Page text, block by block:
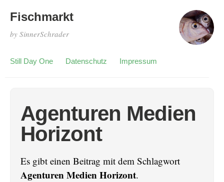
Fischmarkt
by SinnerSchrader
Still Day One Datenschutz Impressum
Agenturen Medien
Horizont
Es gibt einen Beitrag mit dem Schlagwort
Agenturen Medien Horizont.